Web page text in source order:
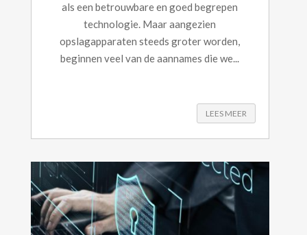
als een betrouwbare en goed begrepen
technologie. Maar aangezien
opslagapparaten steeds groter worden,
beginnen veel van de aannames die we...
LEES MEER